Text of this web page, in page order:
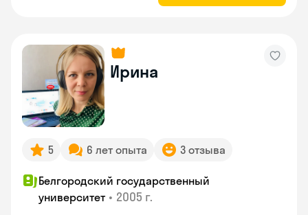
Ирина
5 6 лет опыта 3 отзыва
Белгородский государственный
университет • 2005 г.